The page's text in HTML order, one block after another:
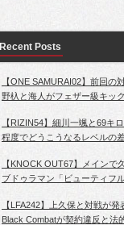
Recent Posts
【ONE SAMURAI02】前回の
野杁と海人がフェザー級キッ
【RIZIN54】細川一颯と69キ
程度でどうこうなるレベルの
【KNOCK OUT67】メインで
ブドゥラマン「ビューティフ
【LFA242】上久保と対戦が発
Black Combatが契約違反と法